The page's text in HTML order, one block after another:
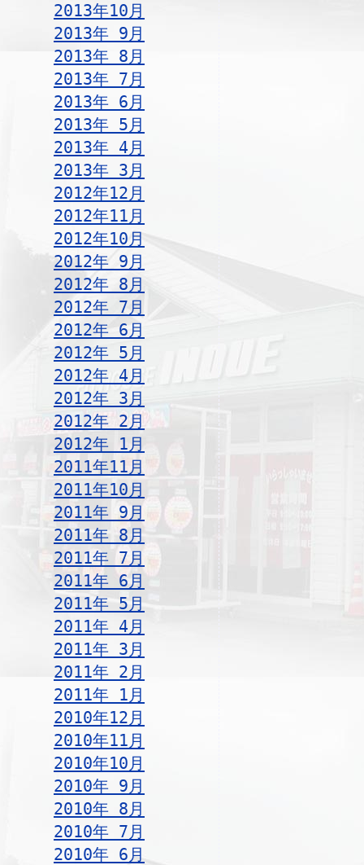
2013年10月
2013年 9月
2013年 8月
2013年 7月
2013年 6月
2013年 5月
2013年 4月
2013年 3月
2012年12月
2012年11月
2012年10月
2012年 9月
2012年 8月
2012年 7月
2012年 6月
2012年 5月
2012年 4月
2012年 3月
2012年 2月
2012年 1月
2011年11月
2011年10月
2011年 9月
2011年 8月
2011年 7月
2011年 6月
2011年 5月
2011年 4月
2011年 3月
2011年 2月
2011年 1月
2010年12月
2010年11月
2010年10月
2010年 9月
2010年 8月
2010年 7月
2010年 6月